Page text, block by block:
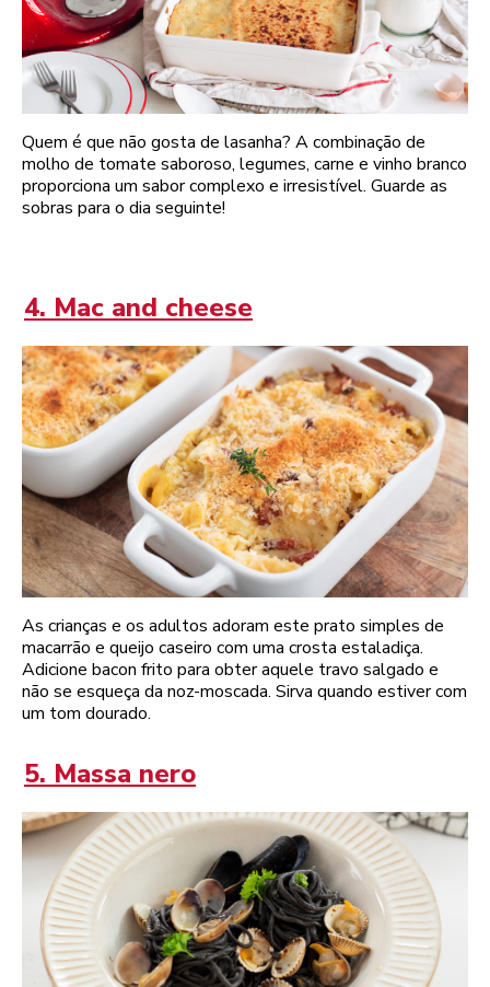
Quem é que não gosta de lasanha? A combinação de
molho de tomate saboroso, legumes, carne e vinho branco
proporciona um sabor complexo e irresistível. Guarde as
sobras para o dia seguinte!
4. Mac and cheese
As crianças e os adultos adoram este prato simples de
macarrão e queijo caseiro com uma crosta estaladiça.
Adicione bacon frito para obter aquele travo salgado e
não se esqueça da noz-moscada. Sirva quando estiver com
um tom dourado.
5. Massa nero